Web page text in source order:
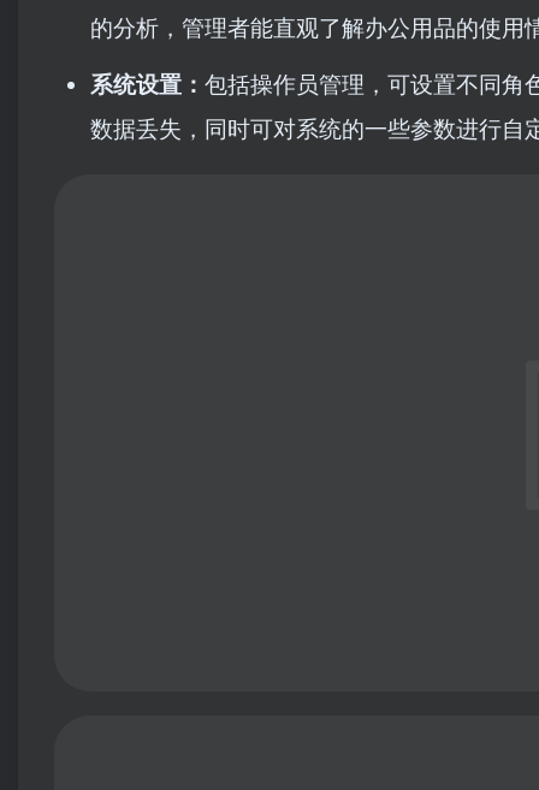
的分析，管理者能直观了解办公用品的使用
系统设置： 包括操作员管理，可设置不同角
数据丢失，同时可对系统的一些参数进行自